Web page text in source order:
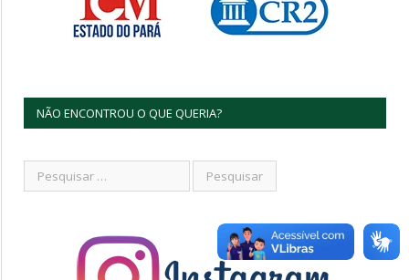
NÃO ENCONTROU O QUE QUERIA?